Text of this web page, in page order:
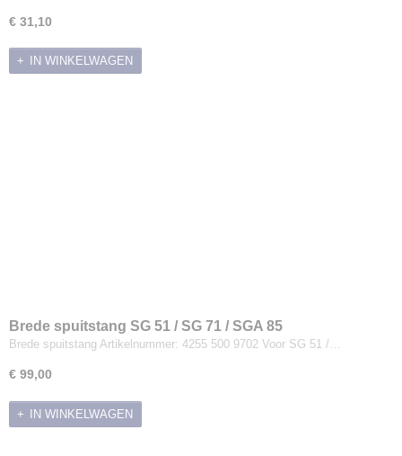
€ 31,10
IN WINKELWAGEN
Brede spuitstang SG 51 / SG 71 / SGA 85
Brede spuitstang Artikelnummer: 4255 500 9702 Voor SG 51 /…
€ 99,00
IN WINKELWAGEN